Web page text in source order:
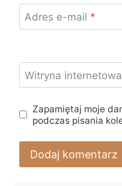
Adres e-mail *
Witryna internetowa
Zapamiętaj moje
podczas pisania